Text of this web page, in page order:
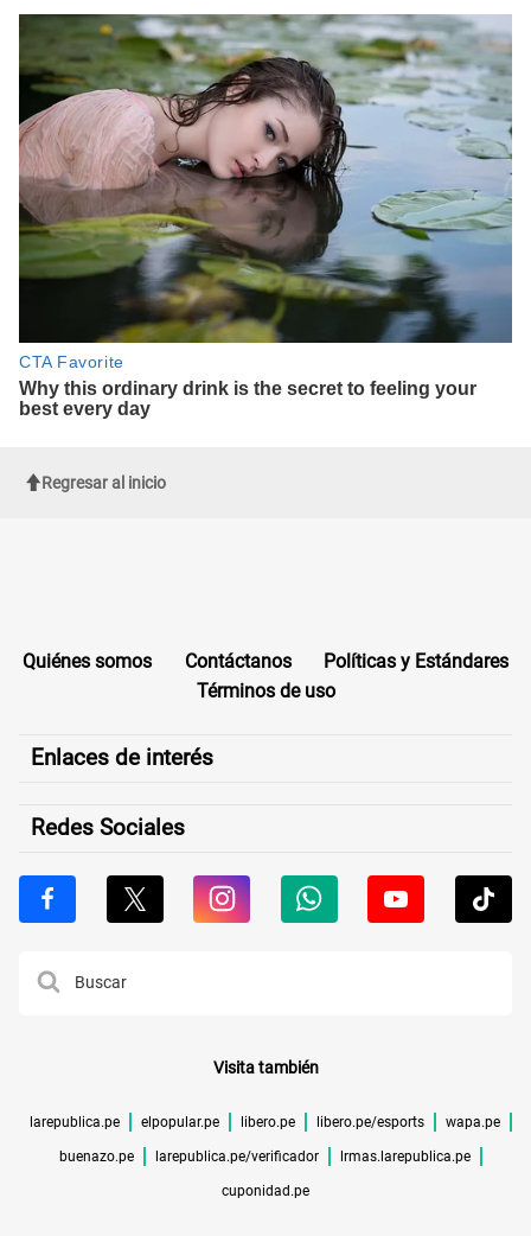
Regresar al inicio
Quiénes somos Contáctanos
Políticas y Estándares
Términos de uso
Enlaces de interés
Redes Sociales
Visita también
larepublica.pe elpopular.pe libero.pe libero.pe/esports wapa.pe
buenazo.pe larepublica.pe/verificador lrmas.larepublica.pe
cuponidad.pe